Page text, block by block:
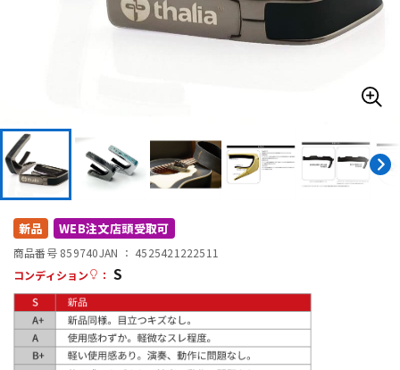
DTM オンライン納品 レコーディング機器
配信/ライブ機器
中古 ヴィンテージ
新品 WEB注文店頭受取可
商品番号 859740JAN ： 4525421222511
コンディション
： S